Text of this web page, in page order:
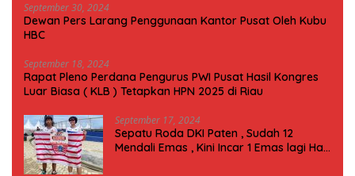
September 30, 2024
Dewan Pers Larang Penggunaan Kantor Pusat Oleh Kubu
HBC
September 18, 2024
Rapat Pleno Perdana Pengurus PWI Pusat Hasil Kongres
Luar Biasa ( KLB ) Tetapkan HPN 2025 di Riau
September 17, 2024
Sepatu Roda DKI Paten , Sudah 12
Mendali Emas , Kini Incar 1 Emas lagi Hari